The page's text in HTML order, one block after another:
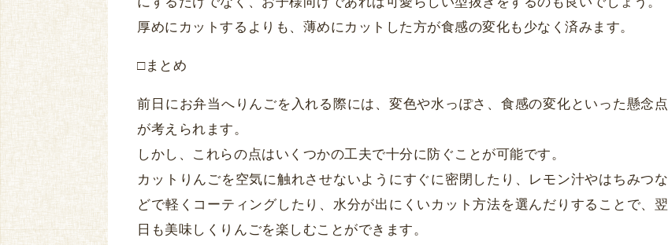
厚めにカットするよりも、薄めにカットした方が食感の変化も少なく済みます。
□まとめ
前日にお弁当へりんごを入れる際には、変色や水っぽさ、食感の変化といった懸念点
が考えられます。
しかし、これらの点はいくつかの工夫で十分に防ぐことが可能です。
カットりんごを空気に触れさせないようにすぐに密閉したり、レモン汁やはちみつな
どで軽くコーティングしたり、水分が出にくいカット方法を選んだりすることで、翌
日も美味しくりんごを楽しむことができます。